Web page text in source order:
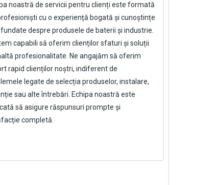
noastră de servicii pentru clienți este formată
cu o experiență bogată și cunoștințe
despre produsele de baterii și industrie.
capabili să oferim clienților sfaturi și soluții
profesionalitate. Ne angajăm să oferim
rapid clienților noștri, indiferent de
legate de selecția produselor, instalare,
sau alte întrebări. Echipa noastră este
să asigure răspunsuri prompte și
completă.